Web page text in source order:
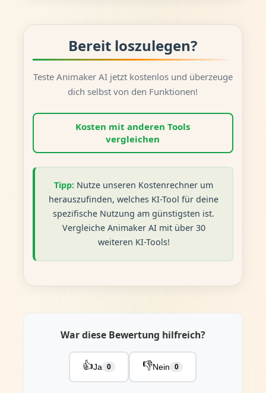
Bereit loszulegen?
Teste Animaker AI jetzt kostenlos und überzeuge
dich selbst von den Funktionen!
Kosten mit anderen Tools
vergleichen
Tipp: Nutze unseren Kostenrechner um
herauszufinden, welches KI-Tool für deine
spezifische Nutzung am günstigsten ist.
Vergleiche Animaker AI mit über 30
weiteren KI-Tools!
War diese Bewertung hilfreich?
👍Ja 0 👎Nein 0